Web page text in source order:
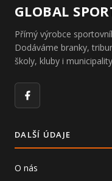
GLOBAL
Přímý výrobce
Dodáváme branky,
školy, kluby i
Facebook
DALŠÍ ÚDAJE
O nás